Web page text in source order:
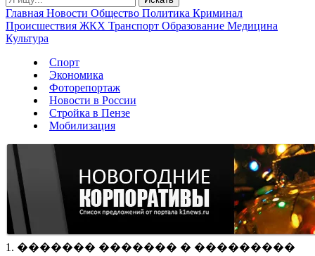
Главная Новости Общество Политика Криминал
Происшествия ЖКХ Транспорт Образование Медицина
Культура
Спорт
Экономика
Фоторепортаж
Новости в России
Стройка в Пензе
Мобилизация
1. ������� ������� � ���������